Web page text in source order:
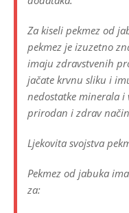
Za kiseli pekmez od
pekmez je izuzetno
imaju zdravstvenih
jačate krvnu sliku i
nedostatke minerala
prirodan i zdrav
Ljekovita svojstva
Pekmez od jabuka
za: